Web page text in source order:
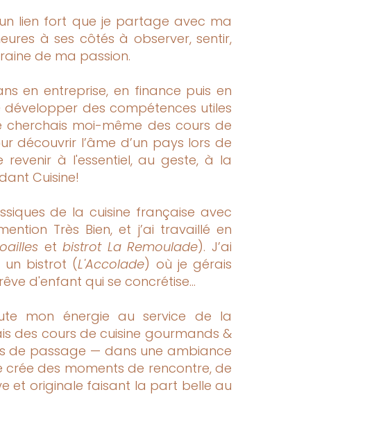
lien fort que je partage avec ma
à ses côtés à observer, sentir,
de ma passion.
en entreprise, en finance puis en
développer des compétences utiles
moi-même des cours de
découvrir l’âme d’un pays lors de
à l'essentiel, au geste, à la
Cuisine!
de la cuisine française avec
Très Bien, et j’ai travaillé en
etbistrot La Remoulade). J’ai
un bistrot (L'Accolade) où je gérais
d'enfant qui se concrétise...
mon énergie au service de la
des cours de cuisine gourmands &
de passage — dans une ambiance
crée des moments de rencontre, de
et originale faisant la part belle au